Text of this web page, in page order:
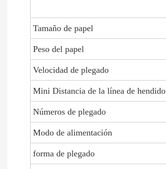
Tamaño de papel
Peso del papel
Velocidad de plegado
Mini Distancia de la línea de hendido
Números de plegado
Modo de alimentación
forma de plegado